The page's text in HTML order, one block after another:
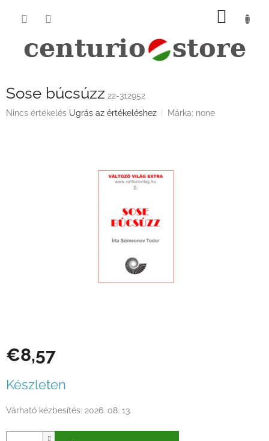
KOSÁR
Sose búcsúzz 22-312952
A
Nincs értékelés Ugrás az értékeléshez Márka: none
€8,57
Készleten
Várható kézbesítés: 2026. 08. 13.